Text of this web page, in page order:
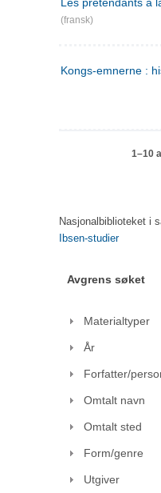
Les pretendants à
(fransk)
Kongs-emnerne :
1–10
Nasjonalbiblioteket i
Ibsen-studier
Avgrens søket
Materialtyper
År
Forfatter/
Omtalt navn
Omtalt sted
Form/genre
Utgiver